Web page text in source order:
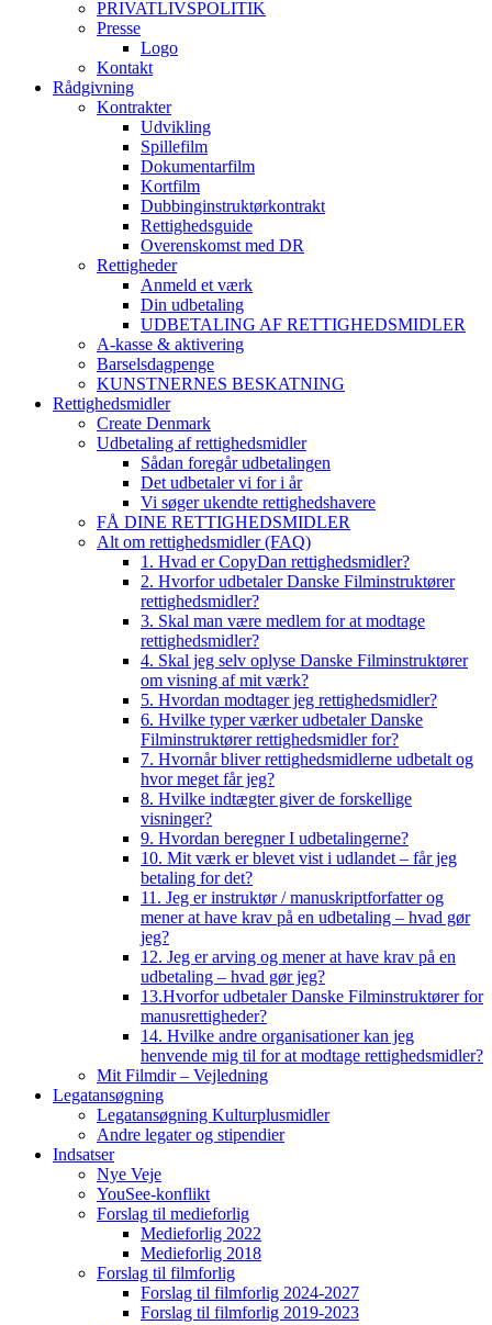
PRIVATLIVSPOLITIK
Presse
Logo
Kontakt
Rådgivning
Kontrakter
Udvikling
Spillefilm
Dokumentarfilm
Kortfilm
Dubbinginstruktørkontrakt
Rettighedsguide
Overenskomst med DR
Rettigheder
Anmeld et værk
Din udbetaling
UDBETALING AF RETTIGHEDSMIDLER
A-kasse & aktivering
Barselsdagpenge
KUNSTNERNES BESKATNING
Rettighedsmidler
Create Denmark
Udbetaling af rettighedsmidler
Sådan foregår udbetalingen
Det udbetaler vi for i år
Vi søger ukendte rettighedshavere
FÅ DINE RETTIGHEDSMIDLER
Alt om rettighedsmidler (FAQ)
1. Hvad er CopyDan rettighedsmidler?
2. Hvorfor udbetaler Danske Filminstruktører
rettighedsmidler?
3. Skal man være medlem for at modtage
rettighedsmidler?
4. Skal jeg selv oplyse Danske Filminstruktører
om visning af mit værk?
5. Hvordan modtager jeg rettighedsmidler?
6. Hvilke typer værker udbetaler Danske
Filminstruktører rettighedsmidler for?
7. Hvornår bliver rettighedsmidlerne udbetalt og
hvor meget får jeg?
8. Hvilke indtægter giver de forskellige
visninger?
9. Hvordan beregner I udbetalingerne?
10. Mit værk er blevet vist i udlandet – får jeg
betaling for det?
11. Jeg er instruktør / manuskriptforfatter og
mener at have krav på en udbetaling – hvad gør
jeg?
12. Jeg er arving og mener at have krav på en
udbetaling – hvad gør jeg?
13.Hvorfor udbetaler Danske Filminstruktører for
manusrettigheder?
14. Hvilke andre organisationer kan jeg
henvende mig til for at modtage rettighedsmidler?
Mit Filmdir – Vejledning
Legatansøgning
Legatansøgning Kulturplusmidler
Andre legater og stipendier
Indsatser
Nye Veje
YouSee-konflikt
Forslag til medieforlig
Medieforlig 2022
Medieforlig 2018
Forslag til filmforlig
Forslag til filmforlig 2024-2027
Forslag til filmforlig 2019-2023